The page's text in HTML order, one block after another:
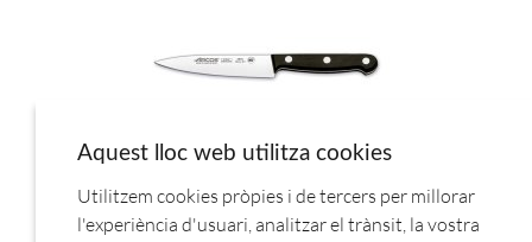
2803-CUCHILLO COCINERO 12,5CM.ARCOS
Aquest lloc web utilitza cookies
Utilitzem cookies pròpies i de tercers per millorar
l'experiència d'usuari, analitzar el trànsit, la vostra